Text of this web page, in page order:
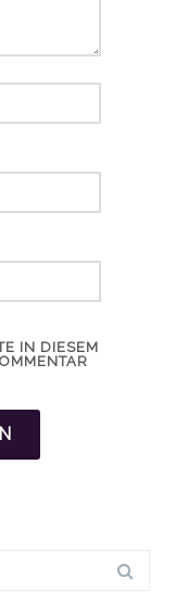
IN DIESEM